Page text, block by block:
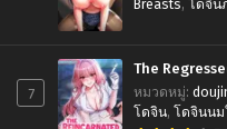
Breasts, โดจิน
7
The
หมวดหมู่:
โดจิน, โดจินนม